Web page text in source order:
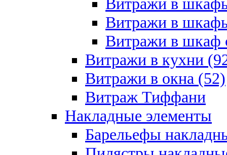
Витражи в
Витражи в шкаф
Витражи в кухни
Витражи в окна (52)
Витраж Тиффани
Накладные элементы
Барельефы